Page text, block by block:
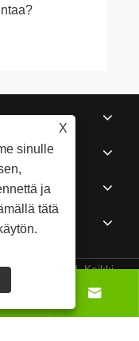
Co., Ltd. Kaikki

X
sinulle
ja
tätä